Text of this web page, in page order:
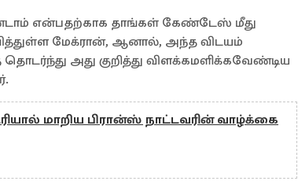
என்பதற்காக தாங்கள் கேண்டேஸ் மீது
மேக்ரான், ஆனால், அந்த விடயம்
அது குறித்து விளக்கமளிக்கவேண்டிய
மாறிய பிரான்ஸ் நாட்டவரின் வாழ்க்கை